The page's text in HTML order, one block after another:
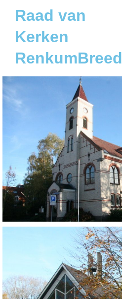
Raad van
Kerken
RenkumBreed